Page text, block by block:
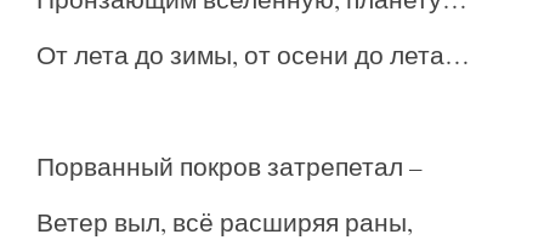
От лета до зимы, от осени до лета…
Порванный покров затрепетал –
Ветер выл, всё расширяя раны,